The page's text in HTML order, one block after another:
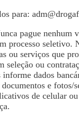
para:
pague nenhum
processo seletivo.
ou serviços que
seleção ou
dados
e fotos/
de celular ou